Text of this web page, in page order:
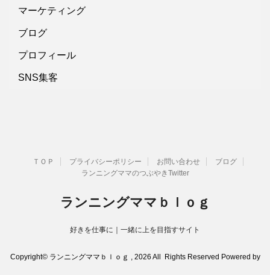
マーケティング
ブログ
プロフィール
SNS集客
ＴＯＰ プライバシーポリシー お問い合わせ
ブログ
ランニングママのつぶやきTwitter
ランニングママｂｌｏｇ
好きを仕事に｜一緒に上を目指すサイト
Copyright© ランニングママｂｌｏｇ , 2026 All Rights Reserved Powered by